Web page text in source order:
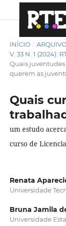
INÍCIO /
V. 33 N. 1 (2024):
Quais
querem as
Quais
um estudo
curso de
Renata
Universidade
Bruna Jamila
Universidade